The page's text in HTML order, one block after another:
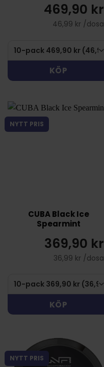
469,90 kr
46,99 kr /dosa
KÖP
NYTT PRIS
CUBA Black Ice
Spearmint
369,90 kr
36,99 kr /dosa
KÖP
NYTT PRIS